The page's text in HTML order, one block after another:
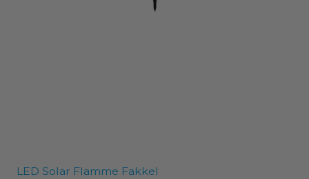
LED Solar Flamme Fakkel